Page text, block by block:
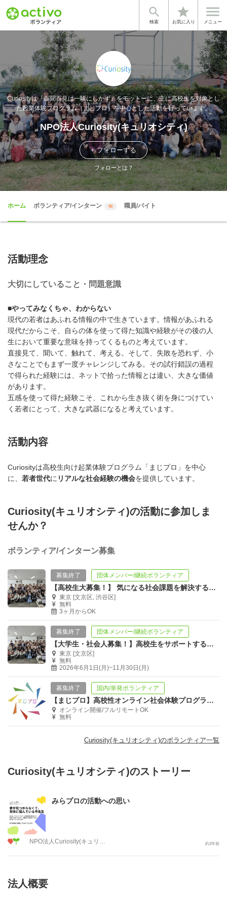

検索
star
お気に入り

メニュー
Curiosityは『百聞百見は一験にしかず』をモットーに、主に高校生を対象とし
た起業体験プログラム（まじプロ）を中心とした活動を行っています。
NPO法人Curiosity(キュリオシティ)
+ フォローする
フォローとは？
ホーム ボランティア/インターン 90 職員/バイト
活動理念
大切にしていること・問題意識
■やってみなくちゃ、わからない
現代の若者はあふれる情報の中で生きています。情報があふれる
現代だからこそ、自らの体を使って得た知識や経験がその後の人
生において重要な意味を持ってくるものと考えています。
直接見て、聞いて、触れて、考える。そして、失敗を恐れず、小
さなことでもまず一度チャレンジしてみる。その試行錯誤の過程
で得られた経験には、ネットで拾った情報とは違い、大きな価値
があります。
五感を使って得た経験こそ、これから生き抜く術を身につけてい
く若者にとって、大きな武器になると考えています。
活動内容
Curiosityは高校生向け起業体験プログラム「まじプロ」を中心
に、 若者世代に リアルな社会経験の機会を提供しています。
Curiosity(キュリオシティ)の活動に参加しま
せんか？
ボランティア/インターン募集
募集終了 団体メンバー/継続ボランティア
【高校生大募集！】 気になる社会課題を解決する事業を立案＆実施｜まじプロ2026
東京 [文京区, 渋谷区]
無料
3ヶ月からOK
募集終了 団体メンバー/継続ボランティア
【大学生・社会人募集！】高校生をサポートする伴走スタッフ募集！
東京 [文京区]
無料
2026年6月1日(月)~11月30日(月)
募集終了 国内/単発ボランティア
【まじプロ】高校性オンライン社会体験プログラム参加者募集
オンライン開催/フルリモートOK
無料
Curiosity(キュリオシティ)のボランティア一覧
Curiosity(キュリオシティ)のストーリー
みらプロの活動への思い
NPO法人Curiosity(キュリオシティ) 約2年前
法人概要